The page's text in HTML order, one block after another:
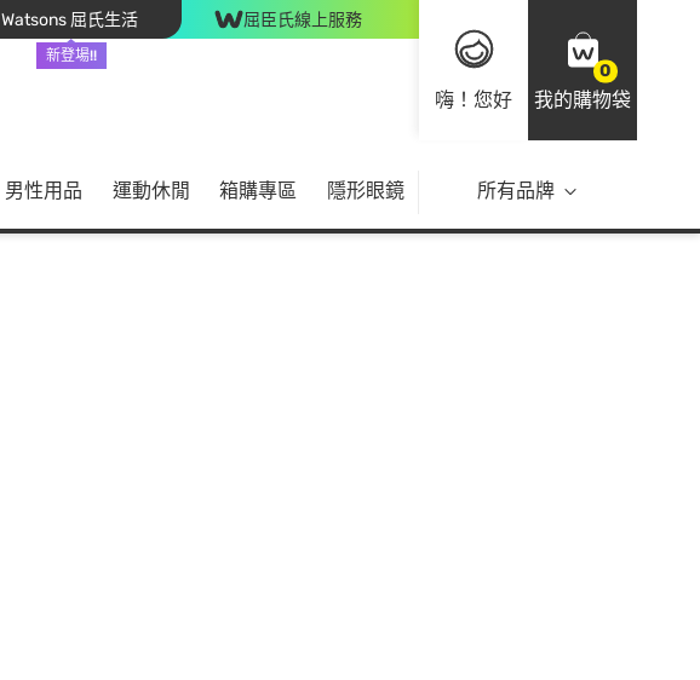
Watsons 屈氏生活
新登場!!
屈臣氏線上服務
嗨！您好
0
我的購物袋
男性用品 運動休閒 箱購專區 隱形眼鏡 所有品牌